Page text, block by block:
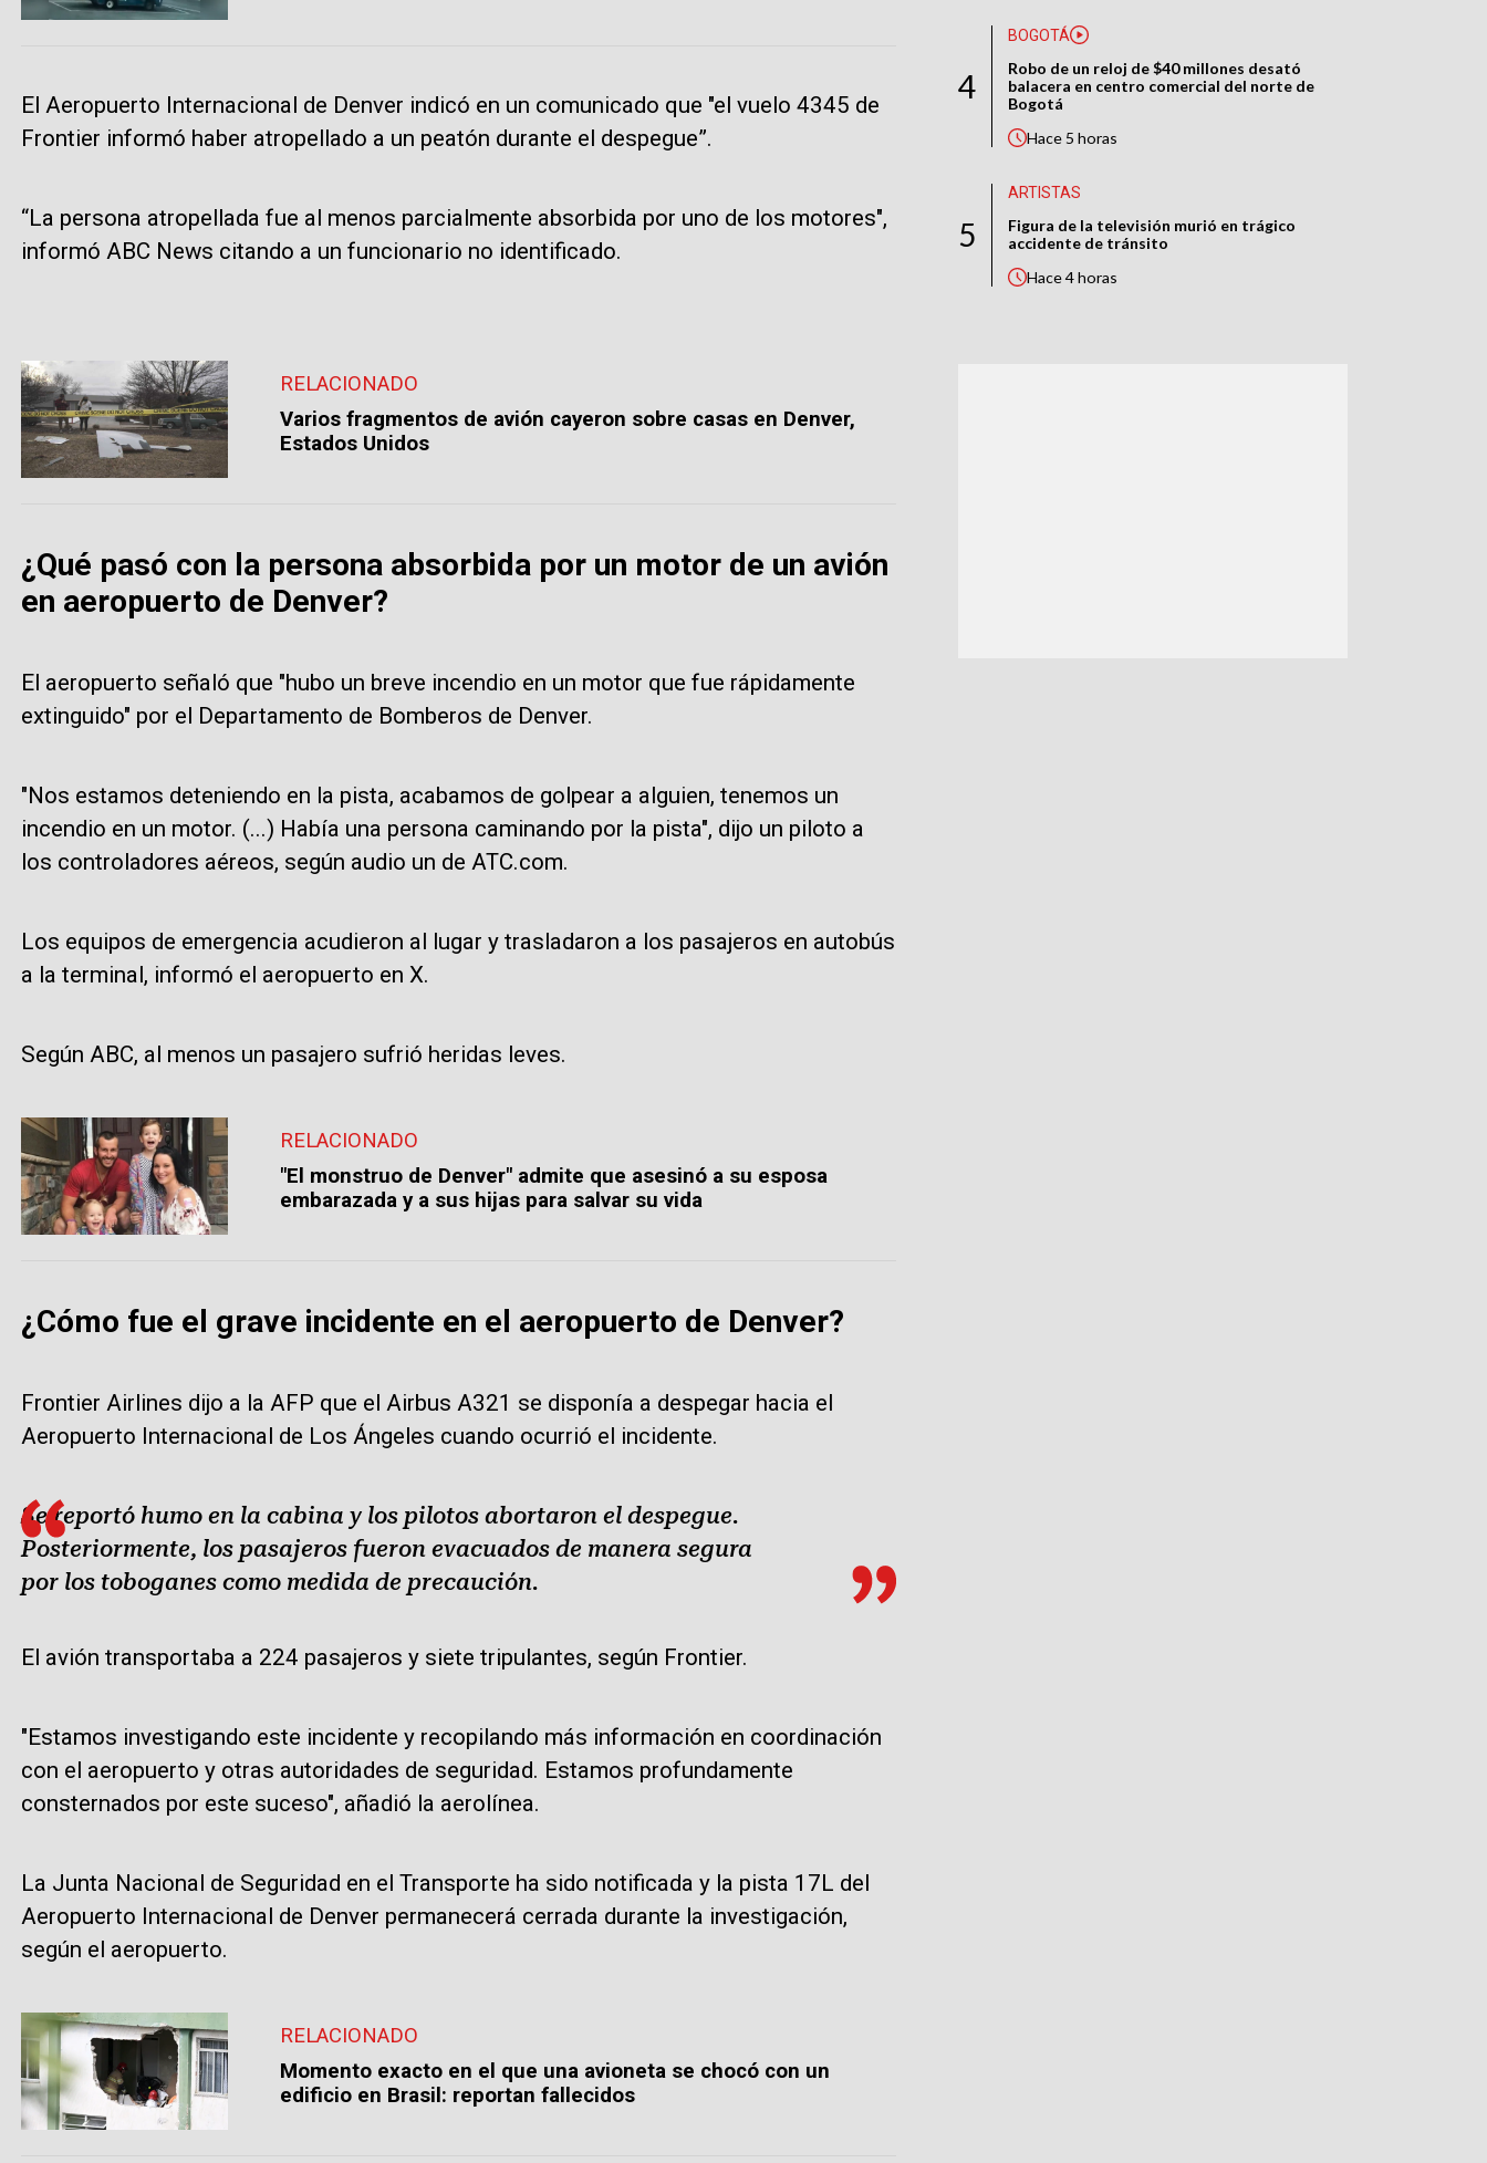
El Aeropuerto Internacional de Denver indicó en un comunicado que "el vuelo 4345 de
Frontier informó haber atropellado a un peatón durante el despegue”.
“La persona atropellada fue al menos parcialmente absorbida por uno de los motores",
informó ABC News citando a un funcionario no identificado.
RELACIONADO
Varios fragmentos de avión cayeron sobre casas en Denver,
Estados Unidos
¿Qué pasó con la persona absorbida por un motor de un avión
en aeropuerto de Denver?
El aeropuerto señaló que "hubo un breve incendio en un motor que fue rápidamente
extinguido" por el Departamento de Bomberos de Denver.
"Nos estamos deteniendo en la pista, acabamos de golpear a alguien, tenemos un
incendio en un motor. (...) Había una persona caminando por la pista", dijo un piloto a
los controladores aéreos, según audio un de ATC.com.
Los equipos de emergencia acudieron al lugar y trasladaron a los pasajeros en autobús
a la terminal, informó el aeropuerto en X.
Según ABC, al menos un pasajero sufrió heridas leves.
RELACIONADO
"El monstruo de Denver" admite que asesinó a su esposa
embarazada y a sus hijas para salvar su vida
¿Cómo fue el grave incidente en el aeropuerto de Denver?
Frontier Airlines dijo a la AFP que el Airbus A321 se disponía a despegar hacia el
Aeropuerto Internacional de Los Ángeles cuando ocurrió el incidente.
Se reportó humo en la cabina y los pilotos abortaron el despegue.
Posteriormente, los pasajeros fueron evacuados de manera segura
por los toboganes como medida de precaución.
El avión transportaba a 224 pasajeros y siete tripulantes, según Frontier.
"Estamos investigando este incidente y recopilando más información en coordinación
con el aeropuerto y otras autoridades de seguridad. Estamos profundamente
consternados por este suceso", añadió la aerolínea.
La Junta Nacional de Seguridad en el Transporte ha sido notificada y la pista 17L del
Aeropuerto Internacional de Denver permanecerá cerrada durante la investigación,
según el aeropuerto.
RELACIONADO
Momento exacto en el que una avioneta se chocó con un
edificio en Brasil: reportan fallecidos
4
BOGOTÁ
Robo de un reloj de $40 millones desató
balacera en centro comercial del norte de
Bogotá
Hace 5 horas
5
ARTISTAS
Figura de la televisión murió en trágico
accidente de tránsito
Hace4 horas